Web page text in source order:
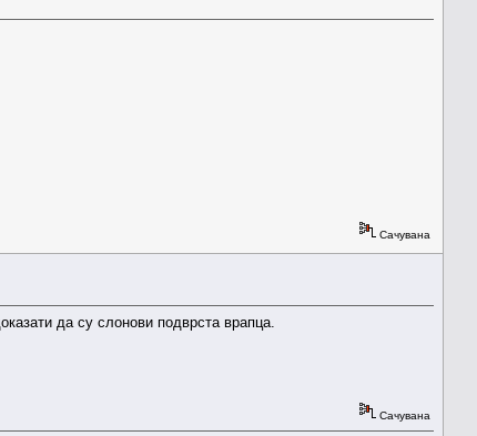
Сачувана
да су слонови подврста врапца.
Сачувана